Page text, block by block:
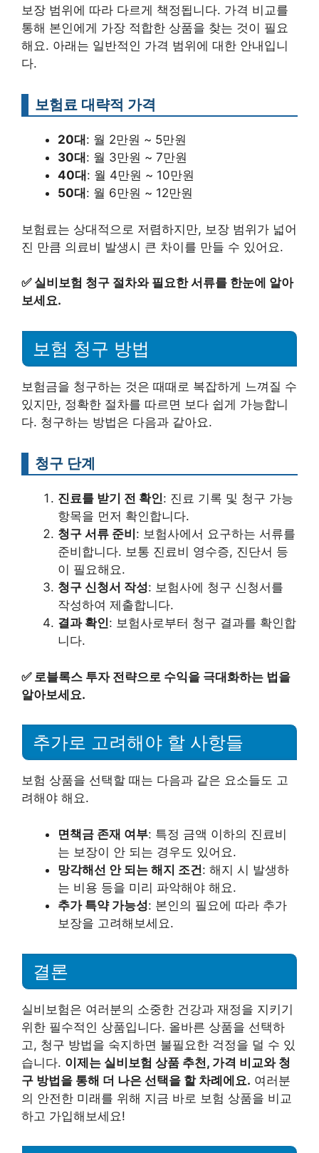
보장 범위에 따라 다르게 책정됩니다. 가격 비교를
통해 본인에게 가장 적합한 상품을 찾는 것이 필요
해요. 아래는 일반적인 가격 범위에 대한 안내입니
다.
보험료 대략적 가격
20대 : 월 2만원 ~ 5만원
30대 : 월 3만원 ~ 7만원
40대 : 월 4만원 ~ 10만원
50대 : 월 6만원 ~ 12만원
보험료는 상대적으로 저렴하지만, 보장 범위가 넓어
진 만큼 의료비 발생시 큰 차이를 만들 수 있어요.
✅ 실비보험 청구 절차와 필요한 서류를 한눈에 알아
보세요.
보험 청구 방법
보험금을 청구하는 것은 때때로 복잡하게 느껴질 수
있지만, 정확한 절차를 따르면 보다 쉽게 가능합니
다. 청구하는 방법은 다음과 같아요.
청구 단계
진료를 받기 전 확인: 진료 기록 및 청구 가능
항목을 먼저 확인합니다.
청구 서류 준비 : 보험사에서 요구하는 서류를
준비합니다. 보통 진료비 영수증, 진단서 등
이 필요해요.
청구 신청서 작성: 보험사에 청구 신청서를
작성하여 제출합니다.
결과 확인: 보험사로부터 청구 결과를 확인합
니다.
✅ 로블록스 투자 전략으로 수익을 극대화하는 법을
알아보세요.
추가로 고려해야 할 사항들
보험 상품을 선택할 때는 다음과 같은 요소들도 고
려해야 해요.
면책금 존재 여부: 특정 금액 이하의 진료비
는 보장이 안 되는 경우도 있어요.
망각해선 안 되는 해지 조건: 해지 시 발생하
는 비용 등을 미리 파악해야 해요.
추가 특약 가능성: 본인의 필요에 따라 추가
보장을 고려해보세요.
결론
실비보험은 여러분의 소중한 건강과 재정을 지키기
위한 필수적인 상품입니다. 올바른 상품을 선택하
고, 청구 방법을 숙지하면 불필요한 걱정을 덜 수 있
습니다. 이제는 실비보험 상품 추천, 가격 비교와 청
구 방법을 통해 더 나은 선택을 할 차례에요. 여러분
의 안전한 미래를 위해 지금 바로 보험 상품을 비교
하고 가입해보세요!